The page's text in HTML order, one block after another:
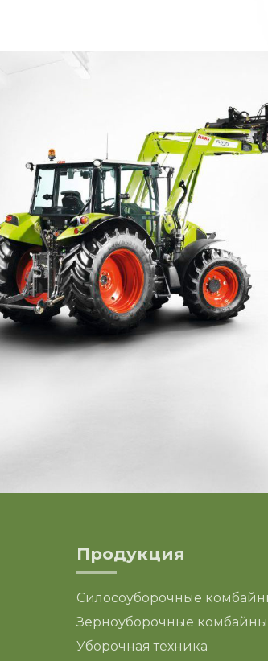
Продукция
Силосоуборочные
Зерноуборочные комбайны
Уборочная техника